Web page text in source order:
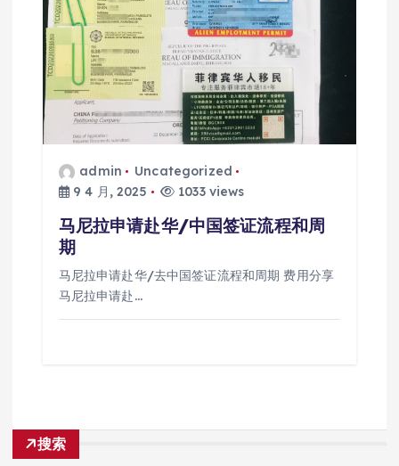
admin
Uncategorized
9 4 月, 2025
1033 views
马尼拉申请赴华/中国签证流程和周
期
马尼拉申请赴华/去中国签证流程和周期 费用分享
马尼拉申请赴…
搜索